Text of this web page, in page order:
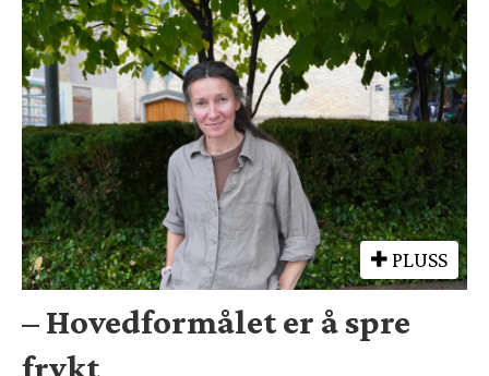
PLUSS
– Hovedformålet er å spre
frykt